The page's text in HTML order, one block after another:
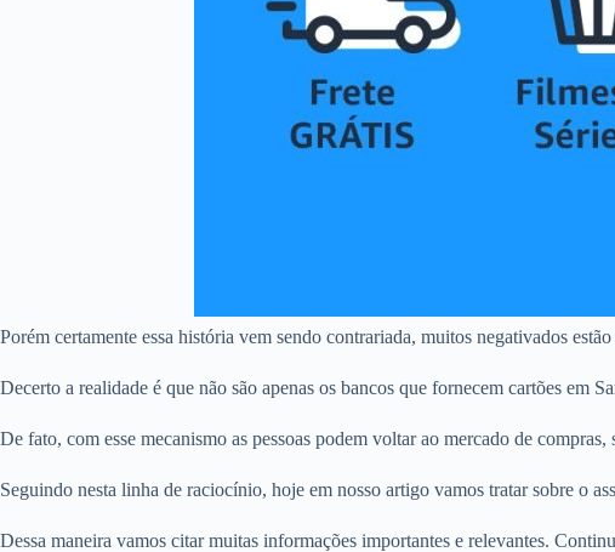
Porém certamente essa história vem sendo contrariada, muitos negativados
Decerto a realidade é que não são apenas os bancos que fornecem cartões em
De fato, com esse mecanismo as pessoas podem voltar ao mercado de
Seguindo nesta linha de raciocínio, hoje em nosso artigo vamos tratar sobre o
Dessa maneira vamos citar muitas informações importantes e relevantes.